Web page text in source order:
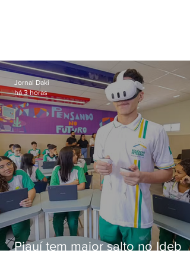
Piauí tem maior salto no Ideb
Jornal Daki
há 3 horas